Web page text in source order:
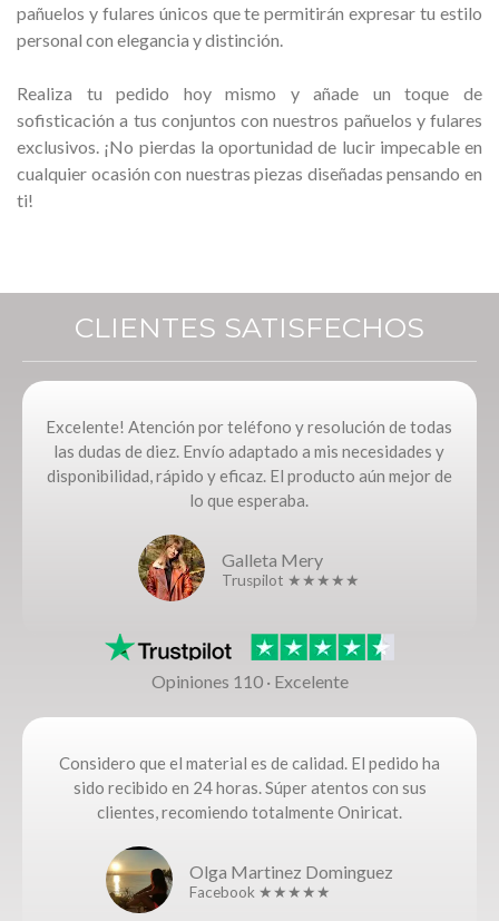
pañuelos y fulares únicos que te permitirán expresar tu estilo
personal con elegancia y distinción.
Realiza tu pedido hoy mismo y añade un toque de
sofisticación a tus conjuntos con nuestros pañuelos y fulares
exclusivos. ¡No pierdas la oportunidad de lucir impecable en
cualquier ocasión con nuestras piezas diseñadas pensando en
ti!
CLIENTES SATISFECHOS
Excelente! Atención por teléfono y resolución de todas
las dudas de diez. Envío adaptado a mis necesidades y
disponibilidad, rápido y eficaz. El producto aún mejor de
lo que esperaba.
Galleta Mery
Truspilot ★★★★★
Opiniones 110 · Excelente
Considero que el material es de calidad. El pedido ha
sido recibido en 24 horas. Súper atentos con sus
clientes, recomiendo totalmente Oniricat.
Olga Martinez Dominguez
Facebook ★★★★★